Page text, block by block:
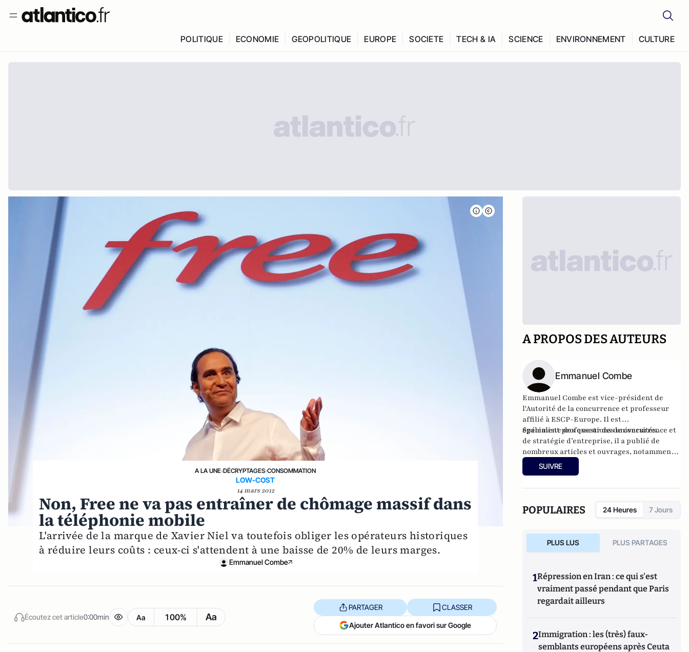
POLITIQUE ECONOMIE GEOPOLITIQUE EUROPE SOCIETE TECH & IA SCIENCE ENVIRONNEMENT CULTURE
A LA UNE›DÉCRYPTAGES›CONSOMMATION
LOW-COST
14 mars 2012
Non, Free ne va pas entraîner de chômage massif dans
la téléphonie mobile
L'arrivée de la marque de Xavier Niel va toutefois obliger les opérateurs historiques
à réduire leurs coûts : ceux-ci s'attendent à une baisse de 20% de leurs marges.
Emmanuel Combe
Écoutez cet article0:00min Aa 100% Aa
PARTAGER CLASSER
Ajouter Atlantico en favori sur Google
A PROPOS DES AUTEURS
Emmanuel Combe
Emmanuel Combe estvice-président de
l'Autorité de la concurrence et professeur
affilié à ESCP-Europe. Il est
égalementprofesseur des universités.
Spécialiste des questions de concurrence et
de stratégie d’entreprise, il a publié de
nombreux articles et ouvrages, notamment
sur le modèle low cost (
La Découverte 2011). Il tient à jour
SUIVRE
POPULAIRES 24 Heures 7 Jours
PLUS LUS PLUS PARTAGES
1Répression en Iran : ce qui s'est
vraiment passé pendant que Paris
regardait ailleurs
2Immigration : les (très) faux-
semblants européens après Ceuta